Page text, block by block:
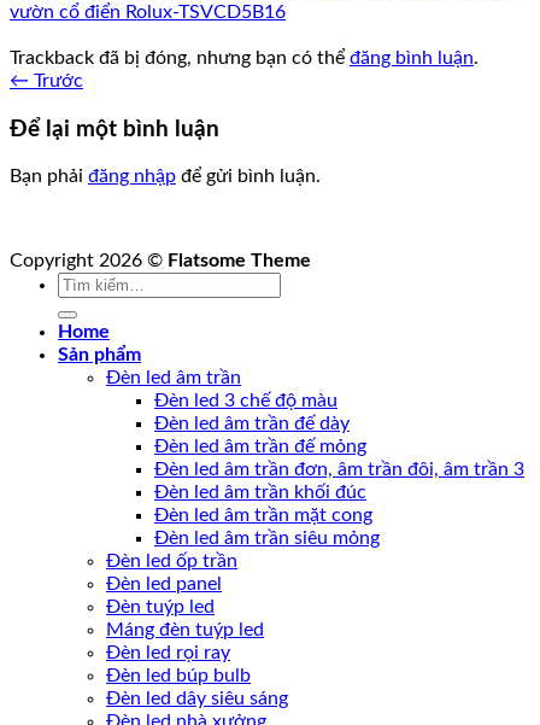
vườn cổ điển Rolux-TSVCD5B16
Trackback đã bị đóng, nhưng bạn có thể đăng bình luận.
← Trước
Để lại một bình luận
Bạn phải đăng nhập để gửi bình luận.
Copyright 2026 © Flatsome Theme
Tìm
Home
Sản phẩm
Đèn led âm trần
Đèn led 3 chế độ màu
Đèn led âm trần đế dày
Đèn led âm trần đế mỏng
Đèn led âm trần đơn, âm trần đôi, âm trần 3
Đèn led âm trần khối đúc
Đèn led âm trần mặt cong
Đèn led âm trần siêu mỏng
Đèn led ốp trần
Đèn led panel
Đèn tuýp led
Máng đèn tuýp led
Đèn led rọi ray
Đèn led búp bulb
Đèn led dây siêu sáng